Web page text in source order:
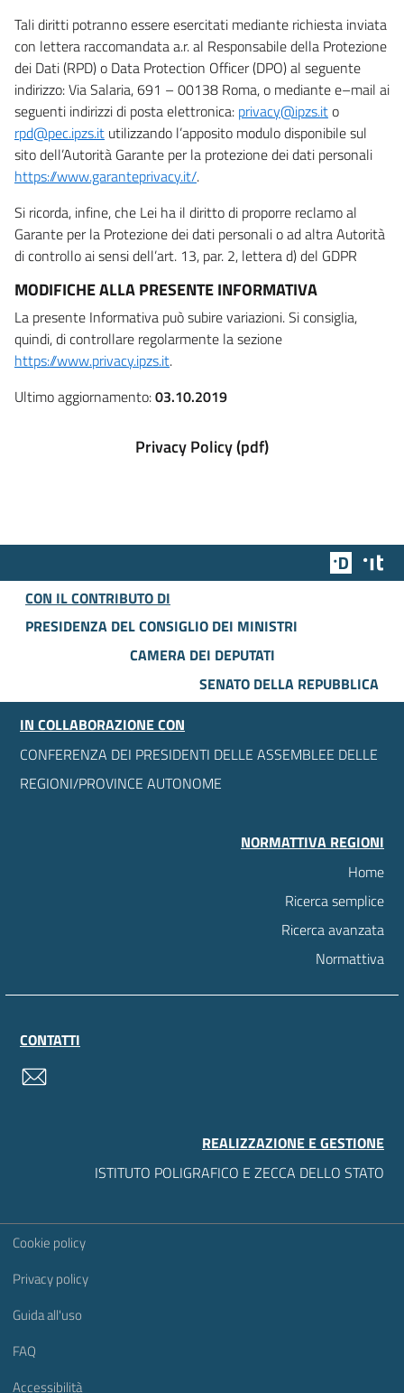
Tali diritti potranno essere esercitati mediante richiesta inviata
con lettera raccomandata a.r. al Responsabile della Protezione
dei Dati (RPD) o Data Protection Officer (DPO) al seguente
indirizzo: Via Salaria, 691 – 00138 Roma, o mediante e–mail ai
seguenti indirizzi di posta elettronica: privacy@ipzs.ito
rpd@pec.ipzs.it utilizzando l’apposito modulo disponibile sul
sito dell’Autorità Garante per la protezione dei dati personali
https://www.garanteprivacy.it/.
Si ricorda, infine, che Lei ha il diritto di proporre reclamo al
Garante per la Protezione dei dati personali o ad altra Autorità
di controllo ai sensi dell’art. 13, par. 2, lettera d) del GDPR
MODIFICHE ALLA PRESENTE INFORMATIVA
La presente Informativa può subire variazioni. Si consiglia,
quindi, di controllare regolarmente la sezione
https://www.privacy.ipzs.it.
Ultimo aggiornamento:03.10.2019
Privacy Policy (pdf)
Team
CON IL CONTRIBUTO DI
PRESIDENZA DEL CONSIGLIO DEI MINISTRI
CAMERA DEI DEPUTATI
SENATO DELLA REPUBBLICA
IN COLLABORAZIONE CON
CONFERENZA DEI PRESIDENTI DELLE ASSEMBLEE DELLE
REGIONI/PROVINCE AUTONOME
NORMATTIVA REGIONI
Home
Ricerca semplice
Ricerca avanzata
Normattiva
CONTATTI
REALIZZAZIONE E GESTIONE
ISTITUTO POLIGRAFICO E ZECCA DELLO STATO
Sezione Link Utili
Cookie policy
Privacy policy
Guida all'uso
FAQ
Accessibilità